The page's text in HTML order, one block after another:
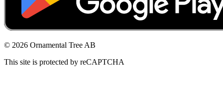
© 2026 Ornamental Tree AB
This site is protected by reCAPTCHA